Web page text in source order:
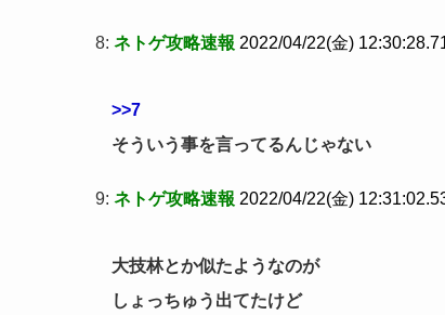
8: ネトゲ攻略速報 2022/04/22(金)
>>7
そういう事を言ってるんじゃない
9: ネトゲ攻略速報 2022/04/22(金)
大技林とか似たようなのが
しょっちゅう出てたけど